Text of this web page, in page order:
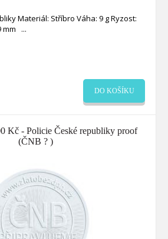
g Ryzost:
DO KOŠÍKU
Kč - Policie České republiky proof
(ČNB ? )